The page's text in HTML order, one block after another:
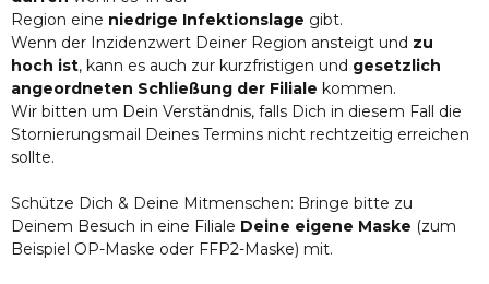
Region eine niedrige Infektionslage gibt.
Wenn der Inzidenzwert Deiner Region ansteigt und zu
hoch ist, kann es auch zur kurzfristigen und gesetzlich
angeordneten Schließung der Filiale kommen.
Wir bitten um Dein Verständnis, falls Dich in diesem Fall die
Stornierungsmail Deines Termins nicht rechtzeitig erreichen
sollte.
Schütze Dich & Deine Mitmenschen: Bringe bitte zu
Deinem Besuch in eine Filiale Deine eigene Maske (zum
Beispiel OP-Maske oder FFP2-Maske) mit.